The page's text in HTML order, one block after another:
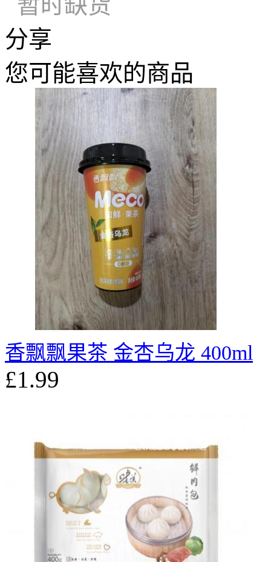
分享
您可能喜欢的商品
香飘飘果茶 金杏乌龙 400ml
£1.99